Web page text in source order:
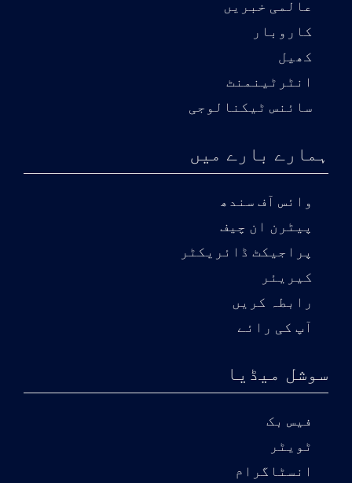
عالمی خبریں
کاروبار
کھیل
انٹرٹینمنٹ
سائنس ٹیکنالوجی
ہمارے بارے میں
وائس آف سندھ
پیٹرن ان چیف
پراجیکٹ ڈائریکٹر
کیریئر
رابطہ کریں
آپ کی رائے
سوشل میڈیا
فیس بک
ٹویٹر
انسٹاگرام